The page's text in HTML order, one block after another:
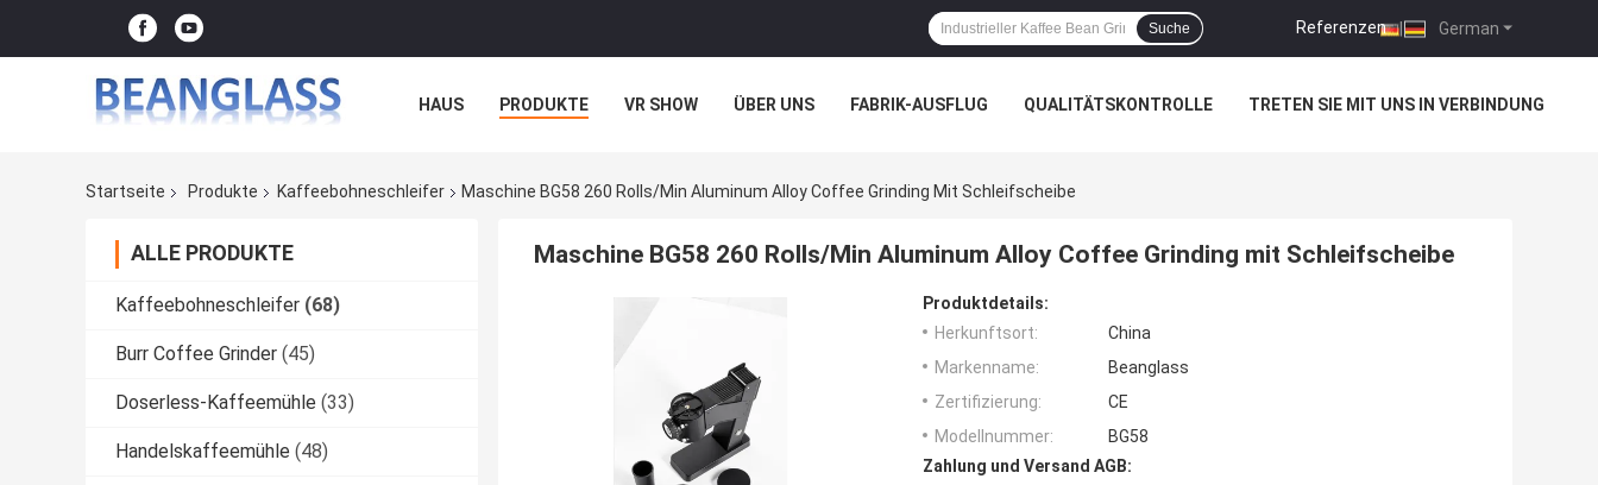
German
Referenzen |
Suche
HAUS PRODUKTE VR SHOW ÜBER UNS FABRIK-AUSFLUG QUALITÄTSKONTROLLE TRETEN SIE MIT UNS IN VERBINDUNG
Startseite
Produkte Kaffeebohneschleifer Maschine BG58 260 Rolls/Min Aluminum Alloy Coffee Grinding Mit Schleifscheibe
ALLE PRODUKTE
Kaffeebohneschleifer (68)
Burr Coffee Grinder (45)
Doserless-Kaffeemühle (33)
Handelskaffeemühle (48)
Maschine BG58 260 Rolls/Min Aluminum Alloy Coffee Grinding mit Schleifscheibe
Produktdetails:
Herkunftsort:
China
Markenname:
Beanglass
Zertifizierung:
CE
Modellnummer:
BG58
Zahlung und Versand AGB: